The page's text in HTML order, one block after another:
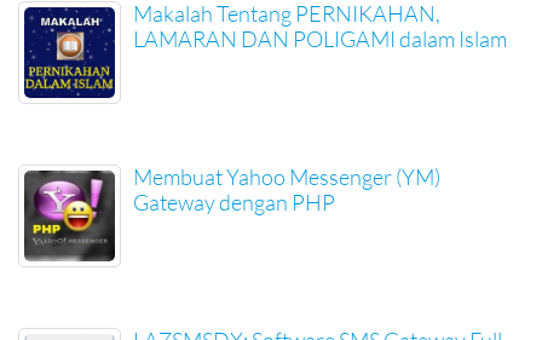
Makalah Tentang PERNIKAHAN,
LAMARAN DAN POLIGAMI dalam Islam
Membuat Yahoo Messenger (YM)
Gateway dengan PHP